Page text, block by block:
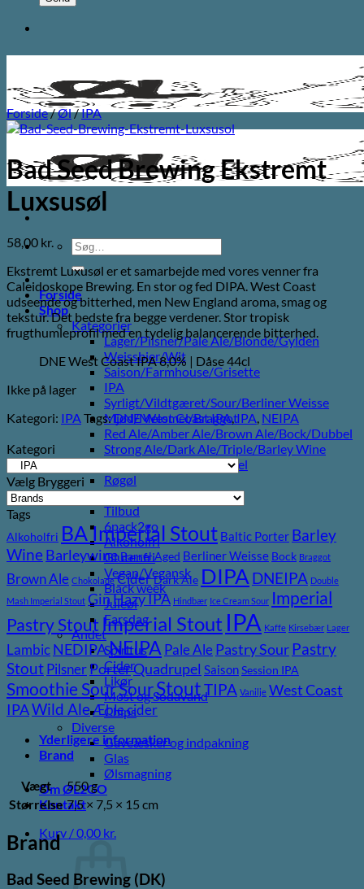
Søg
efter:
Forside
Shop
Kategorier
Lager/Pilsner/Pale Ale/Blonde/Gylden
Weissbier/Wit
Saison/Farmhouse/Grisette
IPA
Syrligt/Vildtgæret/Sour/Berliner Weisse
Mjød/Melomel/Braggot
Red Ale/Amber Ale/Brown Ale/Bock/Dubbel
Strong Ale/Dark Ale/Triple/Barley Wine
Porter/Stouts/Quadrupel
Røgøl
Øl
Tilbud
6pack2go
Alkoholfri
Glutenfri
Vegan/Vegansk
Black week
Juleøl
Farsdag
Andet
Spiritus
Cider
Likør
Most og Sodavand
Chips
Diverse
Gaveæsker og indpakning
Glas
Ølsmagning
Om ØL2GO
Kontakt
Kurv /0,00 kr.
Forside/Øl/IPA
Bad Seed Brewing Ekstremt
Luxsusøl
58,00 kr.
Ekstremt Luxusøl er et samarbejde med vores venner fra
Caleidoskope Brewing. En stor og fed DIPA. West Coast
udseende og bitterhed, men New England aroma, smag og
tekstur. Det bedste fra begge verdener. Stor tropisk
frugthumleprofil med en tydelig balancerende bitterhed.
DNE West Coast IPA 8,0% | Dåse 44cl
Ikke på lager
Kategori: IPA Tags:DNE West Coast IPA,IPA, NEIPA
Kategori
Vælg Bryggeri
Tags
Alkoholfri BA Imperial Stout Baltic Porter Barley
Wine Barleywine Barrel Aged Berliner Weisse Bock Braggot
Brown Ale Chokolade CiderDark Ale DIPA DNEIPA Double
Mash Imperial Stout GinHazy IPA Hindbær Ice Cream Sour Imperial
Pastry Stout Imperial Stout IPA Kaffe Kirsebær Lager
Lambic NEDIPANEIPA Pale Ale Pastry Sour Pastry
Stout Pilsner PorterQuadrupel SaisonSession IPA
Smoothie SourSourStoutTIPA Vanilje West Coast
IPAWild Ale Æble cider
Yderligere information
Brand
Vægt
550 g
Størrelse 7,5 × 7,5 × 15 cm
Brand
Bad Seed Brewing (DK)